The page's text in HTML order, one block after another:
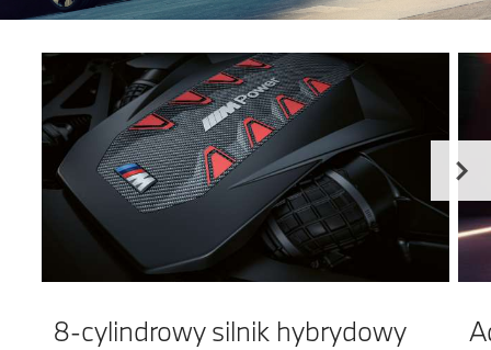
8-cylindrowy silnik hybrydowy